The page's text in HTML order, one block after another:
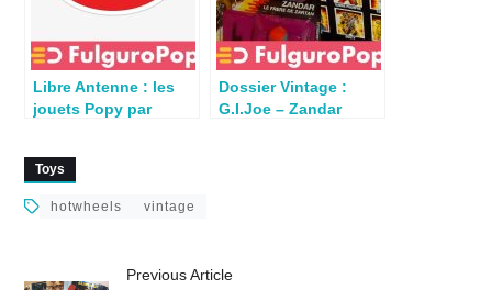
Libre Antenne : les
jouets Popy par
Dossier Vintage :
G.I.Joe – Zandar
Toys
hotwheels vintage
Previous Article